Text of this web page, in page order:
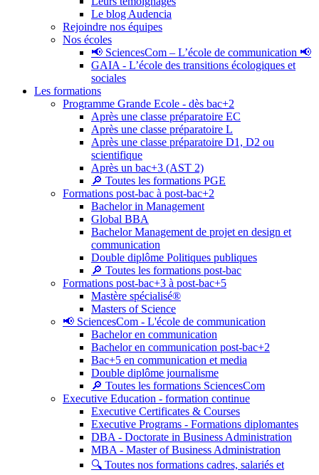
Le blog Audencia
Rejoindre nos équipes
Nos écoles
📢 SciencesCom – L’école de communication 📢
GAIA - L’école des transitions écologiques et
sociales
Les formations
Programme Grande Ecole - dès bac+2
Après une classe préparatoire EC
Après une classe préparatoire L
Après une classe préparatoire D1, D2 ou
scientifique
Après un bac+3 (AST 2)
🔎 Toutes les formations PGE
Formations post-bac à post-bac+2
Bachelor in Management
Global BBA
Bachelor Management de projet en design et
communication
Double diplôme Politiques publiques
🔎 Toutes les formations post-bac
Formations post-bac+3 à post-bac+5
Mastère spécialisé®
Masters of Science
📢 SciencesCom - L'école de communication
Bachelor en communication
Bachelor en communication post-bac+2
Bac+5 en communication et media
Double diplôme journalisme
🔎 Toutes les formations SciencesCom
Executive Education - formation continue
Executive Certificates & Courses
Executive Programs - Formations diplomantes
DBA - Doctorate in Business Administration
MBA - Master of Business Administration
🔍 Toutes nos formations cadres, salariés et